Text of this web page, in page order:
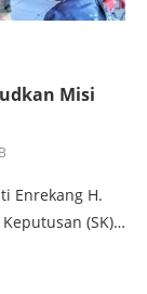
Misi
Enrekang H.
(SK)…